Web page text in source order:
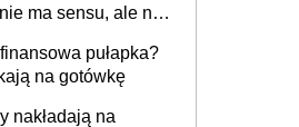
ma sensu, ale nie
pułapka?
na gotówkę
nakładają na